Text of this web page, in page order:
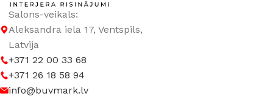
Salons-veikals:
Aleksandra iela 17, Ventspils,
Latvija
+371 22 00 33 68
+371 26 18 58 94
info@buvmark.lv